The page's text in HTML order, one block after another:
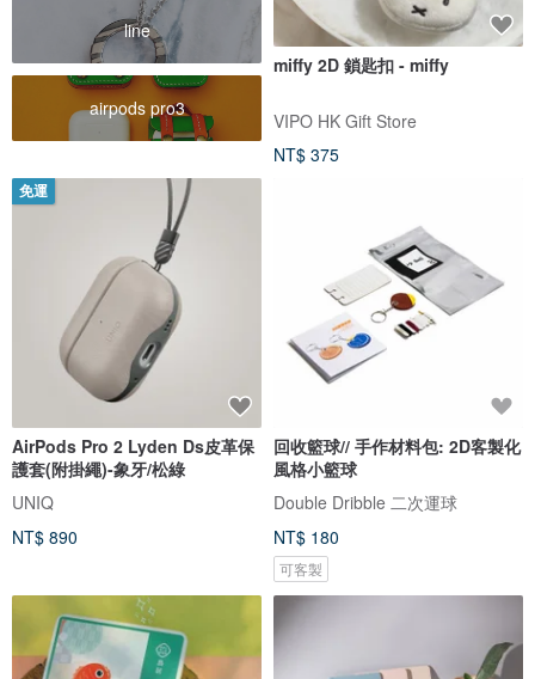
line
airpods pro3
miffy 2D 鎖匙扣 - miffy
VIPO HK Gift Store
NT$ 375
免運
AirPods Pro 2 Lyden Ds皮革保
護套(附掛繩)-象牙/松綠
UNIQ
NT$ 890
回收籃球// 手作材料包: 2D客製化
風格小籃球
Double Dribble 二次運球
NT$ 180
可客製